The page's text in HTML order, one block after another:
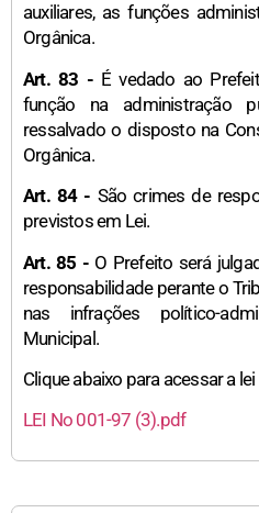
auxiliares, as funções
Orgânica.
Art. 83 -É vedado ao
função na administração
ressalvado o disposto na
Orgânica.
Art. 84 - São crimes de
previstos em Lei.
Art. 85 -O Prefeito será
responsabilidade perante o
nas infrações político-
Municipal.
Clique abaixo para acessar a
LEI No 001-97 (3).pdf